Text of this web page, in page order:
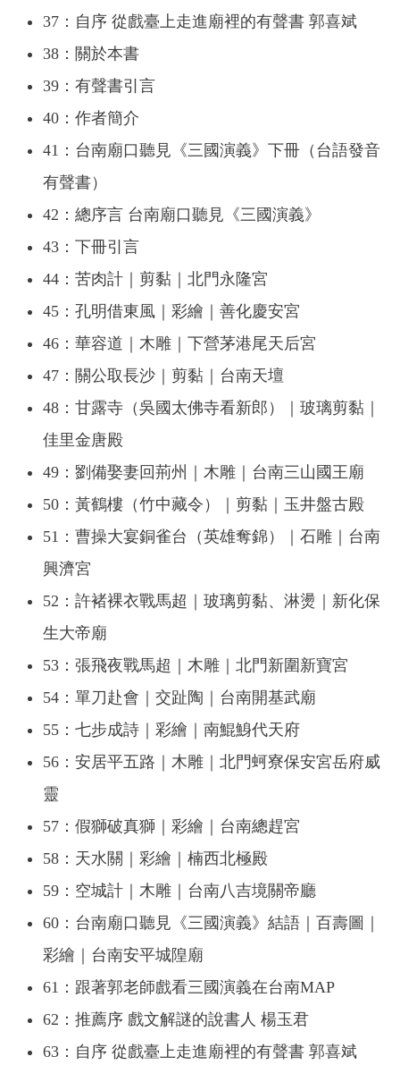
37：自序 從戲臺上走進廟裡的有聲書 郭喜斌
38：關於本書
39：有聲書引言
40：作者簡介
41：台南廟口聽見《三國演義》下冊（台語發音
有聲書）
42：總序言 台南廟口聽見《三國演義》
43：下冊引言
44：苦肉計｜剪黏｜北門永隆宮
45：孔明借東風｜彩繪｜善化慶安宮
46：華容道｜木雕｜下營茅港尾天后宮
47：關公取長沙｜剪黏｜台南天壇
48：甘露寺（吳國太佛寺看新郎）｜玻璃剪黏｜
佳里金唐殿
49：劉備娶妻回荊州｜木雕｜台南三山國王廟
50：黃鶴樓（竹中藏令）｜剪黏｜玉井盤古殿
51：曹操大宴銅雀台（英雄奪錦）｜石雕｜台南
興濟宮
52：許褚裸衣戰馬超｜玻璃剪黏、淋燙｜新化保
生大帝廟
53：張飛夜戰馬超｜木雕｜北門新圍新寶宮
54：單刀赴會｜交趾陶｜台南開基武廟
55：七步成詩｜彩繪｜南鯤鯓代天府
56：安居平五路｜木雕｜北門蚵寮保安宮岳府威
靈
57：假獅破真獅｜彩繪｜台南總趕宮
58：天水關｜彩繪｜楠西北極殿
59：空城計｜木雕｜台南八吉境關帝廳
60：台南廟口聽見《三國演義》結語｜百壽圖｜
彩繪｜台南安平城隍廟
61：跟著郭老師戲看三國演義在台南MAP
62：推薦序 戲文解謎的說書人 楊玉君
63：自序 從戲臺上走進廟裡的有聲書 郭喜斌